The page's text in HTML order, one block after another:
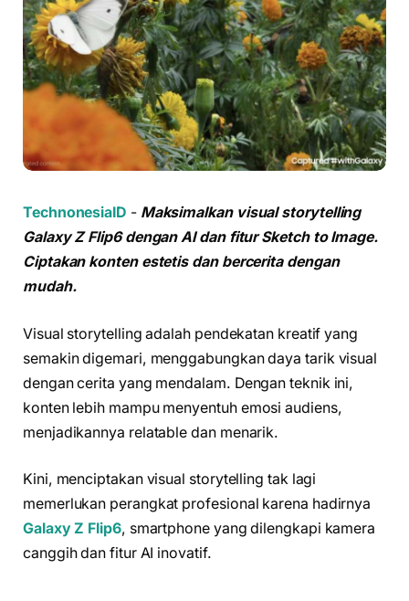
TechnonesiaID - Maksimalkan visual storytelling
Galaxy Z Flip6 dengan AI dan fitur Sketch to Image.
Ciptakan konten estetis dan bercerita dengan
mudah.
Visual storytelling adalah pendekatan kreatif yang
semakin digemari, menggabungkan daya tarik visual
dengan cerita yang mendalam. Dengan teknik ini,
konten lebih mampu menyentuh emosi audiens,
menjadikannya relatable dan menarik.
Kini, menciptakan visual storytelling tak lagi
memerlukan perangkat profesional karena hadirnya
Galaxy Z Flip6, smartphone yang dilengkapi kamera
canggih dan fitur AI inovatif.